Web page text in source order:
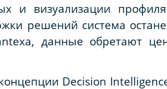
и визуализации
решений система
данные обретают
Decision